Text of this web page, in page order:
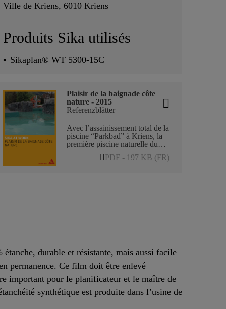
Ville de Kriens, 6010 Kriens
Produits Sika utilisés
Sikaplan® WT 5300-15C
Plaisir de la baignade côte
nature - 2015
Referenzblätter
Avec l’assainissement total de la
piscine “Parkbad” à Kriens, la
première piscine naturelle du
canton de Lucerne a été créée.
Equipée de toboggans et de
PDF - 197 KB (FR)
durable et résistante, mais aussi facile
permanence. Ce film doit être enlevé
important pour le planificateur et le maître de
synthétique est produite dans l’usine de